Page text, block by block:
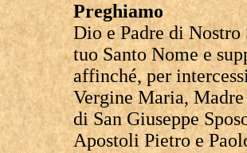
Preghiamo
Dio e Padre di
tuo Santo Nome e
affinché, per
Vergine Maria,
di San Giuseppe
Apostoli Pietro e